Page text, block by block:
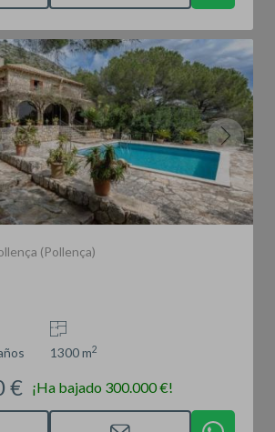
(Pollença)
1300 m2
€ ¡Ha bajado 300.000 €!